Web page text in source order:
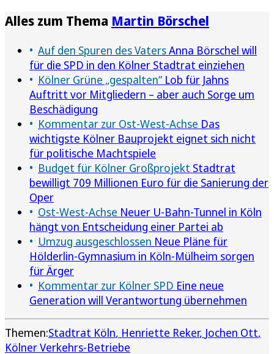
Alles zum Thema Martin Börschel
Auf den Spuren des VatersAnna Börschel will
für die SPD in den Kölner Stadtrat einziehen
Kölner Grüne „gespalten“ Lob für Jahns
Auftritt vor Mitgliedern – aber auch Sorge um
Beschädigung
Kommentar zur Ost-West-Achse Das
wichtigste Kölner Bauprojekt eignet sich nicht
für politische Machtspiele
Budget für Kölner Großprojekt Stadtrat
bewilligt 709 Millionen Euro für die Sanierung der
Oper
Ost-West-Achse Neuer U-Bahn-Tunnel in Köln
hängt von Entscheidung einer Partei ab
Umzug ausgeschlossen Neue Pläne für
Hölderlin-Gymnasium in Köln-Mülheim sorgen
für Ärger
Kommentar zur Kölner SPD Eine neue
Generation will Verantwortung übernehmen
Themen:Stadtrat Köln Henriette Reker Jochen Ott
Kölner Verkehrs-Betriebe